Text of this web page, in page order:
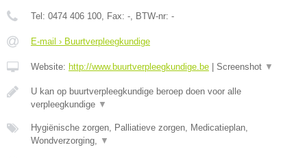
Tel: 0474 406 100, Fax: -, BTW-nr: -
E-mail › Buurtverpleegkundige
Website: http://www.buurtverpleegkundige.be Screenshot ▼
U kan op buurtverpleegkundige beroep doen voor alle
verpleegkundige ▼
Hygiënische zorgen, Palliatieve zorgen, Medicatieplan,
Wondverzorging, ▼